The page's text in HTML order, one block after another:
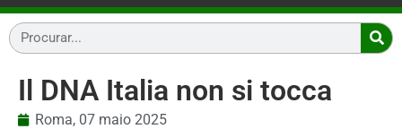
Il DNA Italia non si tocca
Roma, 07 maio 2025